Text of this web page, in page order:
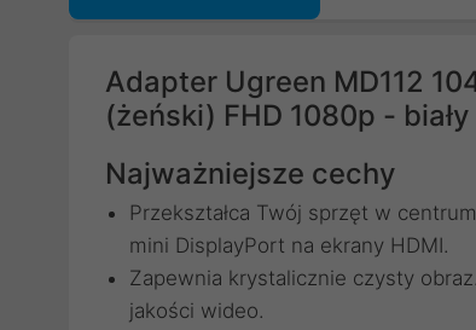
Adapter Ugreen MD112
(żeński) FHD 1080p - biały
Najważniejsze cechy
Przekształca Twój sprzęt w
mini DisplayPort na ekrany HDMI.
Zapewnia krystalicznie czysty
jakości wideo.